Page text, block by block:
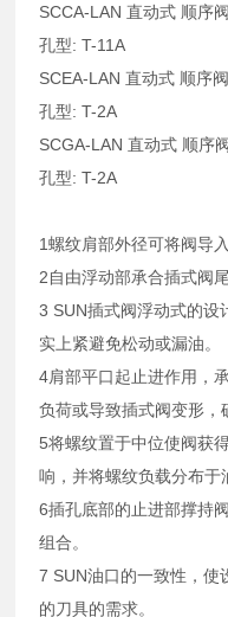
SCCA-LAN 直动式 顺序
孔型: T-11A
SCEA-LAN 直动式 顺序
孔型: T-2A
SCGA-LAN 直动式 顺序
孔型: T-2A
1螺纹肩部外径可将阀导
2自由浮动部承合插式阀
3 SUN插式阀浮动式的设
实上紧避免松动或漏油。
4肩部平口起止进作用，
负荷或导致插式阀变形，
5将螺纹置于中位使阀获
响，并将螺纹负载分布于
6插孔底部的止进部撑持
组合。
7 SUN油口的一致性，使
的刀具的需求。